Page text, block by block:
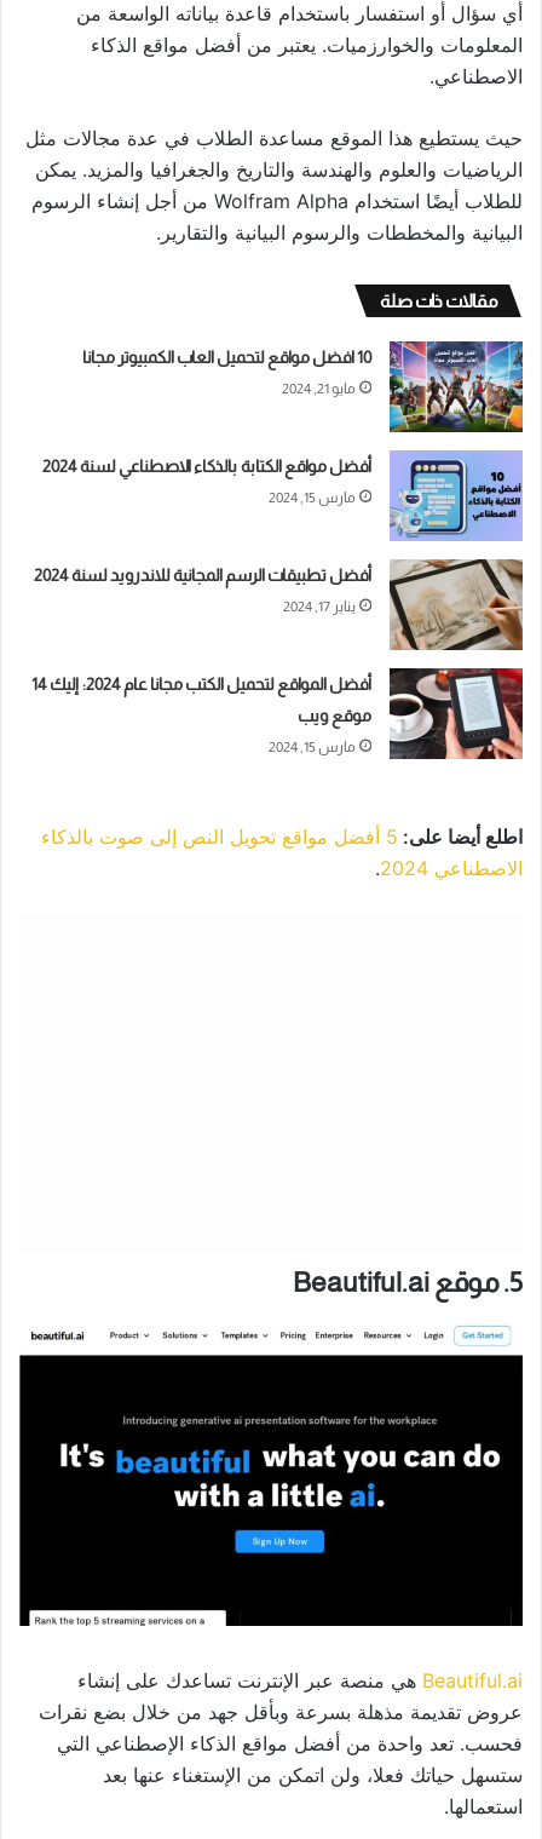
أي سؤال أو استفسار باستخدام قاعدة بياناته الواسعة من
المعلومات والخوارزميات. يعتبر من أفضل مواقع الذكاء
الاصطناعي.
حيث يستطيع هذا الموقع مساعدة الطلاب في عدة مجالات مثل
الرياضيات والعلوم والهندسة والتاريخ والجغرافيا والمزيد. يمكن
للطلاب أيضًا استخدام Wolfram Alpha من أجل إنشاء الرسوم
البيانية والمخططات والرسوم البيانية والتقارير.
مقالات ذات صلة
10 افضل مواقع لتحميل العاب الكمبيوتر مجانا
مايو 21, 2024
أفضل مواقع الكتابة بالذكاء الاصطناعي لسنة 2024
مارس 15, 2024
أفضل تطبيقات الرسم المجانية للاندرويد لسنة 2024
يناير 17, 2024
أفضل المواقع لتحميل الكتب مجانا عام 2024: إليك 14
موقع ويب
مارس 15, 2024
اطلع أيضا على:
5 أفضل مواقع تحويل النص إلى صوت بالذكاء
الاصطناعي 2024
.
5. موقع Beautiful.ai
Beautiful.ai هي منصة عبر الإنترنت تساعدك على إنشاء
عروض تقديمة مذهلة بسرعة وبأقل جهد من خلال بضع نقرات
فحسب. تعد واحدة من أفضل مواقع الذكاء الإصطناعي التي
ستسهل حياتك فعلا، ولن اتمكن من الإستغناء عنها بعد
استعمالها.